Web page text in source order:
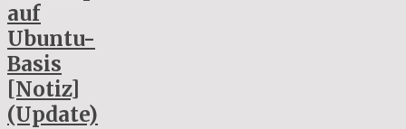
auf
Ubuntu-
Basis
[Notiz]
(Update)